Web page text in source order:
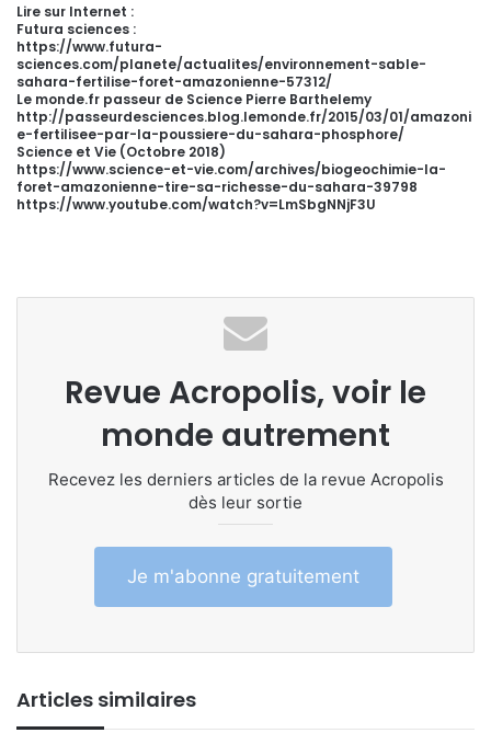
Lire sur Internet :
Futura sciences :
https://www.futura-
sciences.com/planete/actualites/environnement-sable-
sahara-fertilise-foret-amazonienne-57312/
Le monde.fr passeur de Science Pierre Barthelemy
http://passeurdesciences.blog.lemonde.fr/2015/03/01/amazoni
e-fertilisee-par-la-poussiere-du-sahara-phosphore/
Science et Vie (Octobre 2018)
https://www.science-et-vie.com/archives/biogeochimie-la-
foret-amazonienne-tire-sa-richesse-du-sahara-39798
https://www.youtube.com/watch?v=LmSbgNNjF3U
Revue Acropolis, voir le
monde autrement
Recevez les derniers articles de la revue Acropolis
dès leur sortie
Je m'abonne gratuitement
Articles similaires